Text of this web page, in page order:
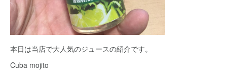
本日は当店で大人気のジュースの紹介です。
Cuba mojito